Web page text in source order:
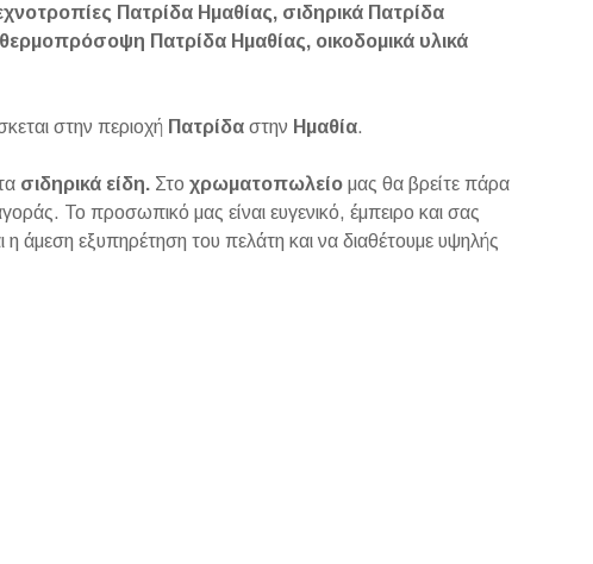
Πατρίδα Ημαθίας, σιδηρικά Πατρίδα
Πατρίδα Ημαθίας, οικοδομικά υλικά
στην περιοχή Πατρίδα στην Ημαθία.
σιδηρικά είδη. Στοχρωματοπωλείο μας θα βρείτε πάρα
Το προσωπικό μας είναι ευγενικό, έμπειρο και σας
η άμεση εξυπηρέτηση του πελάτη και να διαθέτουμε υψηλής